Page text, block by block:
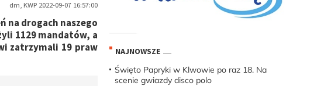
dm, KWP 2022-09-07 16:57:00
na drogach naszego
1129 mandatów, a
zatrzymali 19 praw
NAJNOWSZE
Święto Papryki w Klwowie po raz 18. Na
scenie gwiazdy disco polo